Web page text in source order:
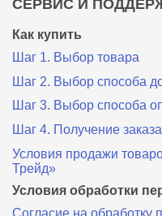
СЕРВИС И
Как купить
Шаг 1. Выбор товара
Шаг 2. Выбор способа
Шаг 3. Выбор способа
Шаг 4. Получение заказа
Условия продажи
Трейд»
Условия обработки
Согласие на обработку